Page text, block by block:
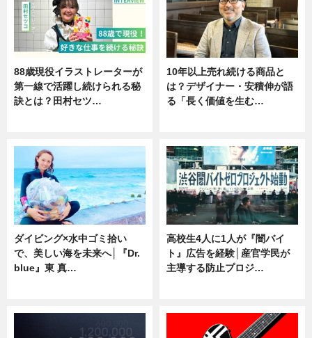
88歳現役イラストレーターが
第一線で活躍し続けられる秘
訣とは？田村セツ…
10年以上売れ続ける商品と
は？デザイナー・安積伸が語
る「長く価値を生む…
ダイビング×水中ゴミ拾い
で、美しい海を未来へ│『Dr.
blue』東 真…
高校生4人に1人が『闇バイ
ト』広告を経験│産官学民が
主導する防止プロジ…